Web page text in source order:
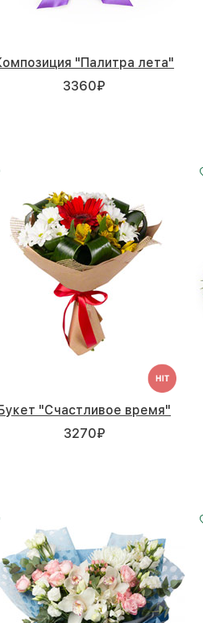
"Палитра лета"
3360₽
"Счастливое время"
3270₽